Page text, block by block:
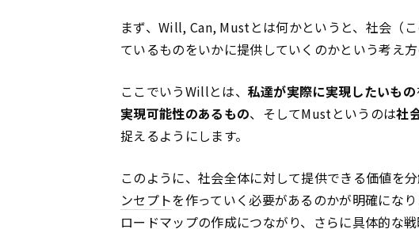
まず、Will, Can, Mustとは何かというと、社会（
ているものをいかに提供していくのかという考え方
ここでいうWillとは、 私達が実際に実現したいもの
実現可能性のあるもの、そしてMustというのは社
捉えるようにします。
このように、社会全体に対して提供できる価値を
ンセプトを作っていく必要があるのかが明確になり
ロードマップの作成につながり、さらに具体的な